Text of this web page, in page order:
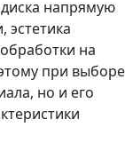
диска напрямую
эстетика
на
при выборе
но и его